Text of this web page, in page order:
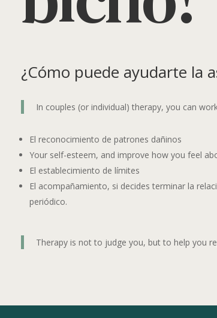
¿Cómo puede ayudarte la
In couples (or individual) therapy, you can
El reconocimiento de patrones dañinos
Your self-esteem, and improve how you feel
El establecimiento de límites
El acompañamiento, si decides terminar la
periódico.
Therapy is not to judge you, but to help you